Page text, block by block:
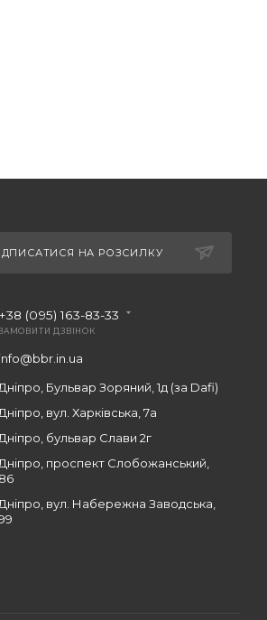
НА РОЗСИЛКУ
+38 (095) 163-83-33
ДЗВІНОК
info@bbr.in.ua
Дніпро, Бульвар Зоряний, 1д (за Dafi)
Дніпро, вул. Харківська, 7а
Дніпро, бульвар Слави 2г
Дніпро, проспект Слобожанський,
86
Дніпро, вул. Набережна Заводська,